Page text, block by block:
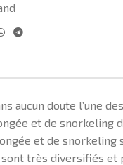
aucun doute l’une
et de snorkeling
et de snorkeling
très diversifiés et